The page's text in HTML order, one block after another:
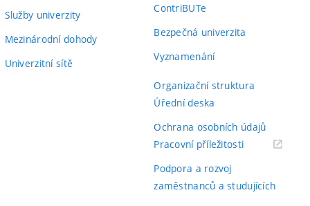
Služby univerzity
Mezinárodní dohody
Univerzitní sítě
ContriBUTe
Bezpečná univerzita
Vyznamenání
Organizační struktura
Úřední deska
Ochrana osobních údajů
Pracovní příležitosti(externí
Podpora a rozvoj
zaměstnanců a studujících